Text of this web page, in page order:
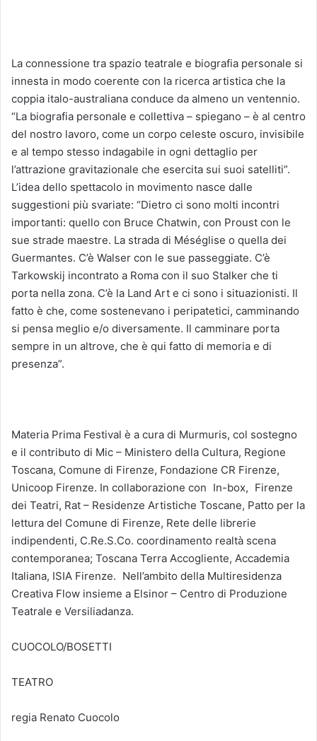
La connessione tra spazio teatrale e biografia personale si
innesta in modo coerente con la ricerca artistica che la
coppia italo-australiana conduce da almeno un ventennio.
“La biografia personale e collettiva – spiegano – è al centro
del nostro lavoro, come un corpo celeste oscuro, invisibile
e al tempo stesso indagabile in ogni dettaglio per
l’attrazione gravitazionale che esercita sui suoi satelliti”.
L’idea dello spettacolo in movimento nasce dalle
suggestioni più svariate: “Dietro ci sono molti incontri
importanti: quello con Bruce Chatwin, con Proust con le
sue strade maestre. La strada di Méséglise o quella dei
Guermantes. C’è Walser con le sue passeggiate. C’è
Tarkowskij incontrato a Roma con il suo Stalker che ti
porta nella zona. C’è la Land Art e ci sono i situazionisti. Il
fatto è che, come sostenevano i peripatetici, camminando
si pensa meglio e/o diversamente. Il camminare porta
sempre in un altrove, che è qui fatto di memoria e di
presenza”.
Materia Prima Festival è a cura di Murmuris, col sostegno
e il contributo di Mic – Ministero della Cultura, Regione
Toscana, Comune di Firenze, Fondazione CR Firenze,
Unicoop Firenze. In collaborazione con In-box, Firenze
dei Teatri, Rat – Residenze Artistiche Toscane, Patto per la
lettura del Comune di Firenze, Rete delle librerie
indipendenti, C.Re.S.Co. coordinamento realtà scena
contemporanea; Toscana Terra Accogliente, Accademia
Italiana, ISIA Firenze. Nell’ambito della Multiresidenza
Creativa Flow insieme a Elsinor – Centro di Produzione
Teatrale e Versiliadanza.
CUOCOLO/BOSETTI
TEATRO
regia Renato Cuocolo